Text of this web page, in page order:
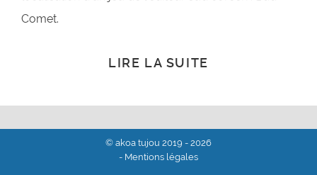
Comet.
LIRE LA SUITE
© akoa tujou 2019 - 2026
- Mentions légales